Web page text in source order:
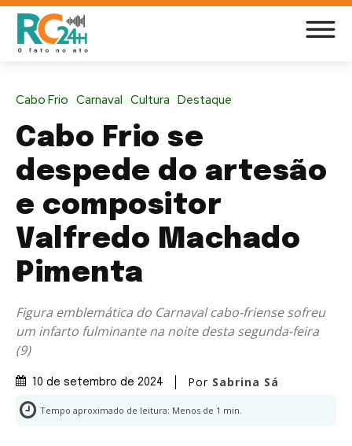
Cabo Frio Carnaval Cultura Destaque
Cabo Frio se
despede do artesão
e compositor
Valfredo Machado
Pimenta
Figura emblemática do Carnaval cabo-friense sofreu
um infarto fulminante na noite desta segunda-feira
(9)
10 de setembro de 2024 Por Sabrina Sá
Tempo aproximado de leitura: Menos de 1 min.